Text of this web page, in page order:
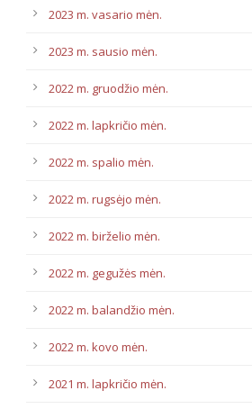
2023 m. vasario mėn.
2023 m. sausio mėn.
2022 m. gruodžio mėn.
2022 m. lapkričio mėn.
2022 m. spalio mėn.
2022 m. rugsėjo mėn.
2022 m. birželio mėn.
2022 m. gegužės mėn.
2022 m. balandžio mėn.
2022 m. kovo mėn.
2021 m. lapkričio mėn.